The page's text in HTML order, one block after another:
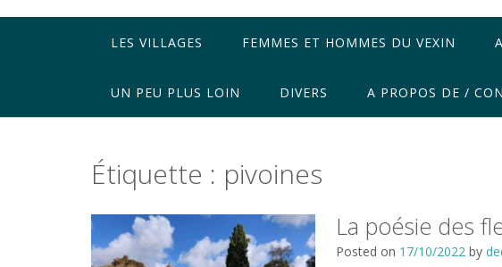
LES VILLAGES FEMMES ET HOMMES DU VEXIN
UN PEU PLUS LOIN DIVERS A PROPOS DE /
Étiquette : pivoines
La poésie des
Posted on 17/10/2022by